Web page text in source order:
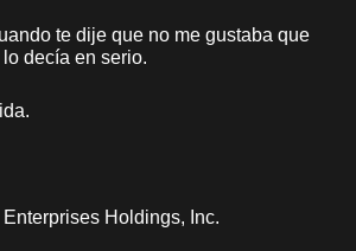
te dije que no me gustaba que
lo decía en serio.
Holdings, Inc.